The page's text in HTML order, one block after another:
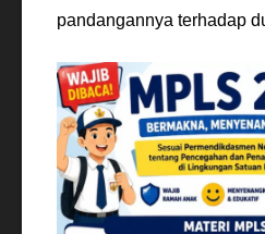
pandangannya terhadap